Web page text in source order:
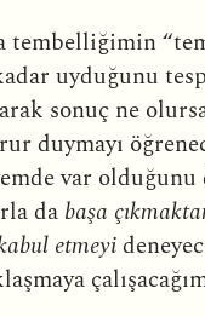
tembelliğimin
uyduğunu
sonuç ne
duymayı
var
da başa
etmeyi